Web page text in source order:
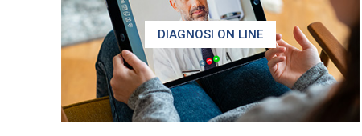
DIAGNOSI ON LINE